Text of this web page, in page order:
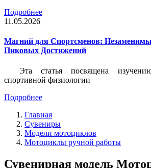
Подробнее
11.05.2026
Магний для Спортсменов:
Пиковых Достижений
Эта статья посвящена
спортивной физиологии
Подробнее
Главная
Сувениры
Модели мотоциклов
Мотоциклы ручной работы
Сувенирная модель